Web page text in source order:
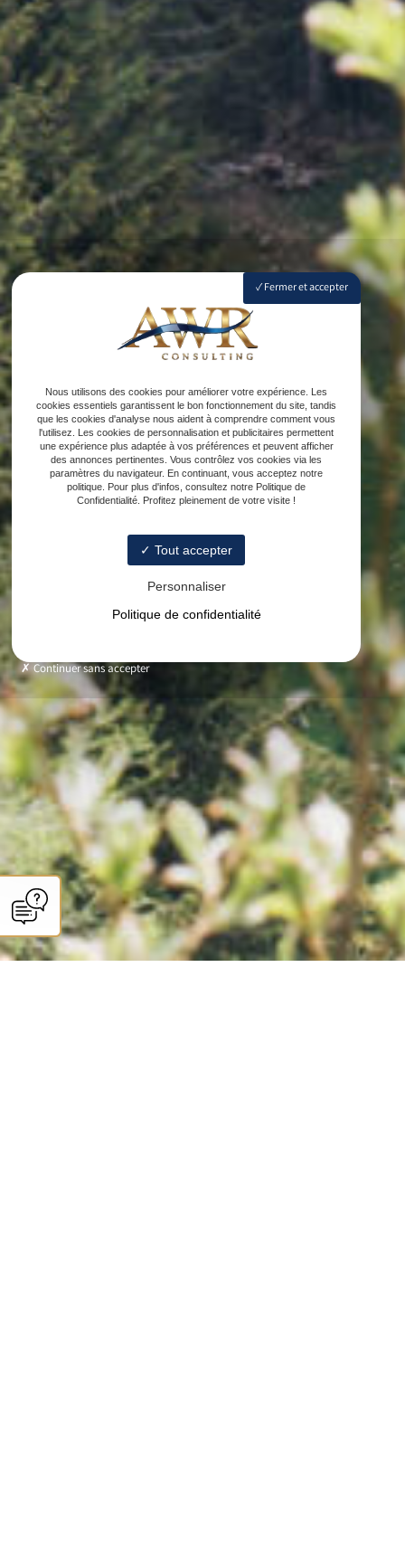
Fermer et accepter
Nous utilisons des cookies pour améliorer votre expérience. Les
cookies essentiels garantissent le bon fonctionnement du site, tandis
que les cookies d'analyse nous aident à comprendre comment vous
l'utilisez. Les cookies de personnalisation et publicitaires permettent
une expérience plus adaptée à vos préférences et peuvent afficher
des annonces pertinentes. Vous contrôlez vos cookies via les
paramètres du navigateur. En continuant, vous acceptez notre
politique. Pour plus d'infos, consultez notre Politique de
Confidentialité. Profitez pleinement de votre visite !
Tout accepter
Personnaliser
Politique de confidentialité
Continuer sans accepter